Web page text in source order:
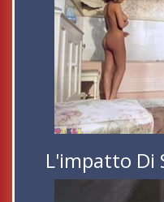
L'impatto Di